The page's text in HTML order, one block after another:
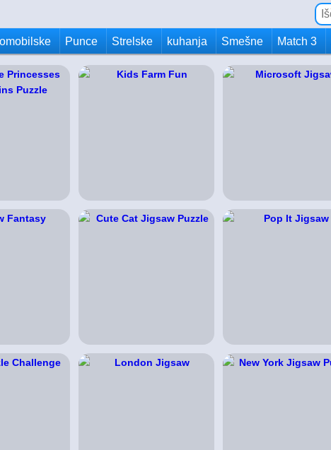
Punce Strelske kuhanja Smešne Match 3